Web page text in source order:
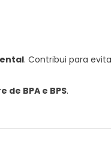
. Contribui para
de BPA e BPS.